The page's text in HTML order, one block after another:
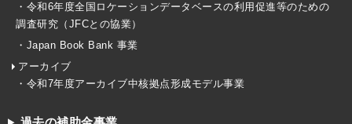
・令和6年度全国ロケーションデータベースの利用促進等のための
調査研究（JFCとの協業）
・Japan Book Bank 事業
アーカイブ
・令和7年度アーカイブ中核拠点形成モデル事業